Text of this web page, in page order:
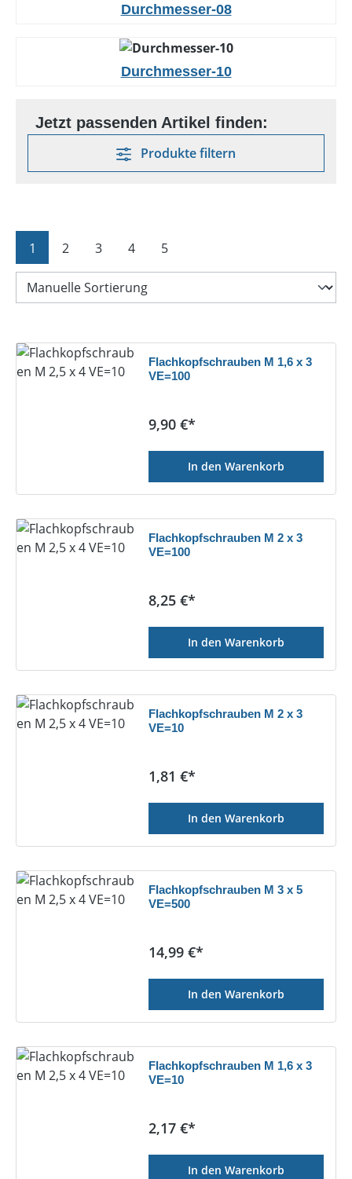
Durchmesser-08
Durchmesser-10
Produkte filtern
Seite
1 Seite
2 Seite
3 Seite
4 Seite
5
Flachkopfschrauben M 1,6 x 3
VE=100
Regulärer Preis:
9,90 €*
In den Warenkorb
Flachkopfschrauben M 2 x 3
VE=100
Regulärer Preis:
8,25 €*
In den Warenkorb
Flachkopfschrauben M 2 x 3
VE=10
Regulärer Preis:
1,81 €*
In den Warenkorb
Flachkopfschrauben M 3 x 5
VE=500
Regulärer Preis:
14,99 €*
In den Warenkorb
Flachkopfschrauben M 1,6 x 3
VE=10
Regulärer Preis:
2,17 €*
In den Warenkorb